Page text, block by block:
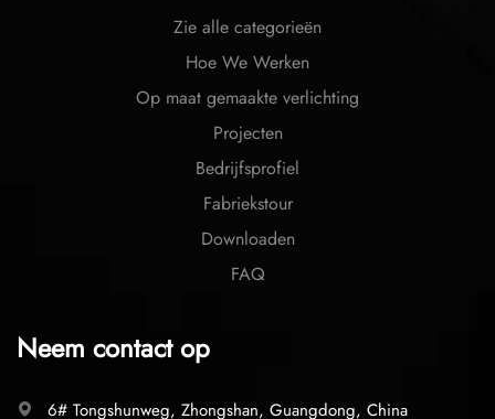
Zie alle categorieën
Hoe We Werken
Op maat gemaakte verlichting
Projecten
Bedrijfsprofiel
Fabriekstour
Downloaden
FAQ
Neem contact op
6# Tongshunweg, Zhongshan, Guangdong, China